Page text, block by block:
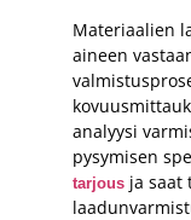
Materiaalien
aineen
analyysi
pysymisen
tarjous ja saat